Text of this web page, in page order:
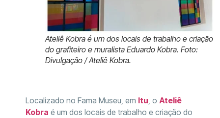
Ateliê Kobra é um dos locais de trabalho e criação
do grafiteiro e muralista Eduardo Kobra. Foto:
Divulgação / Ateliê Kobra.
Localizado no Fama Museu, em Itu , o Ateliê
Kobra é um dos locais de trabalho e criação do